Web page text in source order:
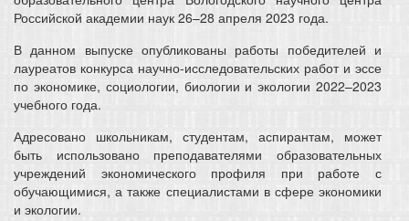
Российской академии наук 26–28 апреля 2023 года.
В данном выпуске опубликованы работы победителей и
лауреатов конкурса научно-исследовательских работ и эссе
по экономике, социологии, биологии и экологии 2022–2023
учебного года.
Адресовано школьникам, студентам, аспирантам, может
быть использовано преподавателями образовательных
учреждений экономического профиля при работе с
обучающимися, а также специалистами в сфере экономики
и экологии.